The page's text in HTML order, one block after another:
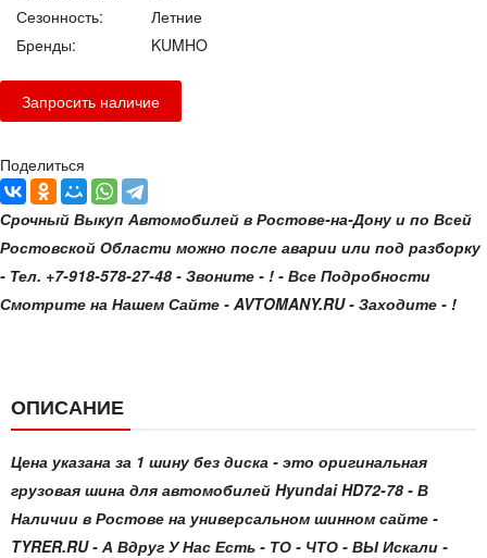
Сезонность:
Летние
Бренды:
KUMHO
Поделиться
Срочный Выкуп Автомобилей в Ростове-на-Дону и по Всей
Ростовской Области можно после аварии или под разборку
- Тел. +7-918-578-27-48 - Звоните - ! - Все Подробности
Смотрите на Нашем Сайте - AVTOMANY.RU - Заходите - !
ОПИСАНИЕ
Цена указана за 1 шину без диска - это оригинальная
грузовая шина для автомобилей Hyundai HD72-78 - В
Наличии в Ростове на универсальном шинном сайте -
TYRER.RU - А Вдруг У Нас Есть - ТО - ЧТО - ВЫ Искали -